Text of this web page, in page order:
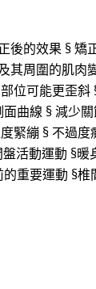
後的效果 §
其周圍的肌
位可能更歪
曲線 § 減少
緊繃 § 不過
活動運動 §
重要運動 §